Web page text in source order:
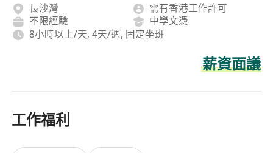
長沙灣
需有香港工作許可
不限經驗
中學文憑
8小時以上/天, 4天/週, 固定坐班
薪資面議
工作福利